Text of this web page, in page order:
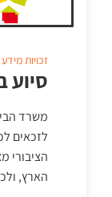
זכויותמידע
סיוע
משרד
לזכאים
הציבורי
הארץ,